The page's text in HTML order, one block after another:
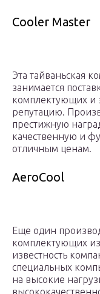
Cooler Master
Эта тайваньская
занимается
комплектующих и
репутацию.
престижную
качественную и
отличным ценам.
AeroCool
Еще один
комплектующих
известность
специальных
на высокие